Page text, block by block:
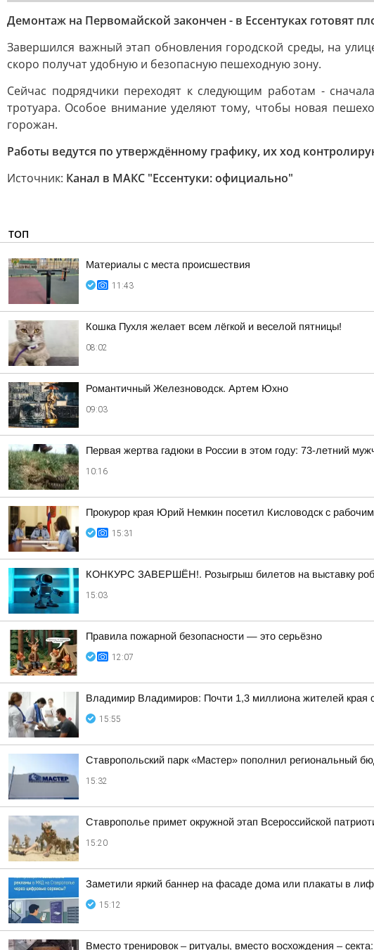
Демонтаж на Первомайской закончен - в Ессентуках готовят
Завершился важный этап обновления городской среды, на
скоро получат удобную и безопасную пешеходную зону.
Сейчас подрядчики переходят к следующим работам -
тротуара. Особое внимание уделяют тому, чтобы новая
горожан.
Работы ведутся по утверждённому графику, их ход
Источник: Канал в МАКС "Ессентуки: официально"
ТОП
Материалы с места происшествия
11:43
Кошка Пухля желает всем лёгкой и веселой пятницы!
08:02
Романтичный Железноводск. Артем Юхно
09:03
Первая жертва гадюки в России в этом году: 73-летний
10:16
Прокурор края Юрий Немкин посетил Кисловодск с
15:31
КОНКУРС ЗАВЕРШЁН!. Розыгрыш билетов на выставку
15:03
Правила пожарной безопасности — это серьёзно
12:07
Владимир Владимиров: Почти 1,3 миллиона жителей края
15:55
Ставропольский парк «Мастер» пополнил региональный
15:32
Ставрополье примет окружной этап Всероссийской
15:20
Заметили яркий баннер на фасаде дома или плакаты в
15:12
Вместо тренировок – ритуалы, вместо восхождения –